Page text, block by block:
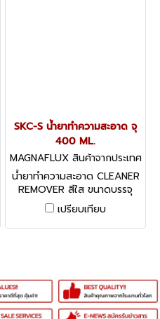
SKC-S น้ำยาทำความสะอาด จุ
400 ML.
MAGNAFLUX สินค้าจากประเทศ
อเมริกา SKC-S
น้ำยาทำความสะอาด CLEANER
REMOVER สีใส ขนาดบรรจุ
400 ML.
เปรียบเทียบ